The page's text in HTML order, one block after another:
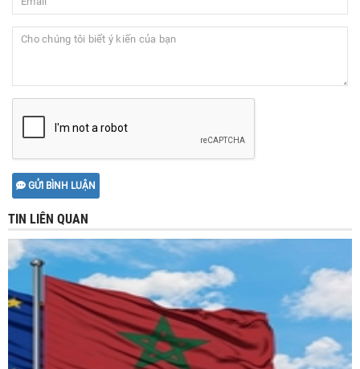
GỬI BÌNH LUẬN
TIN LIÊN QUAN